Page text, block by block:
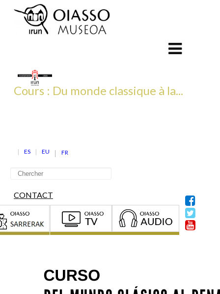
ES EU FR
CONTACT
Cours : Du monde classique à la...